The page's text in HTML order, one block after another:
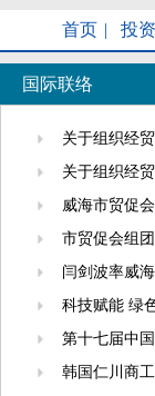
首页 | 投
国际联络
关于组织经
关于组织经
威海市贸促
市贸促会组
闫剑波率威
科技赋能 绿
第十七届中
韩国仁川商